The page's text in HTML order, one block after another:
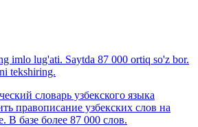
imlo lug'ati. Saytda 87 000 ortiq so'z bor.
tekshiring.
словарь узбекского языка
правописание узбекских слов на
В базе более 87 000 слов.